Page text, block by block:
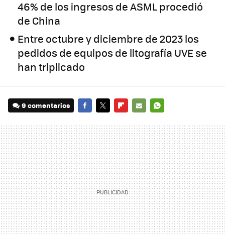
46% de los ingresos de ASML procedió
de China
Entre octubre y diciembre de 2023 los
pedidos de equipos de litografía UVE se
han triplicado
9 comentarios
MAIL